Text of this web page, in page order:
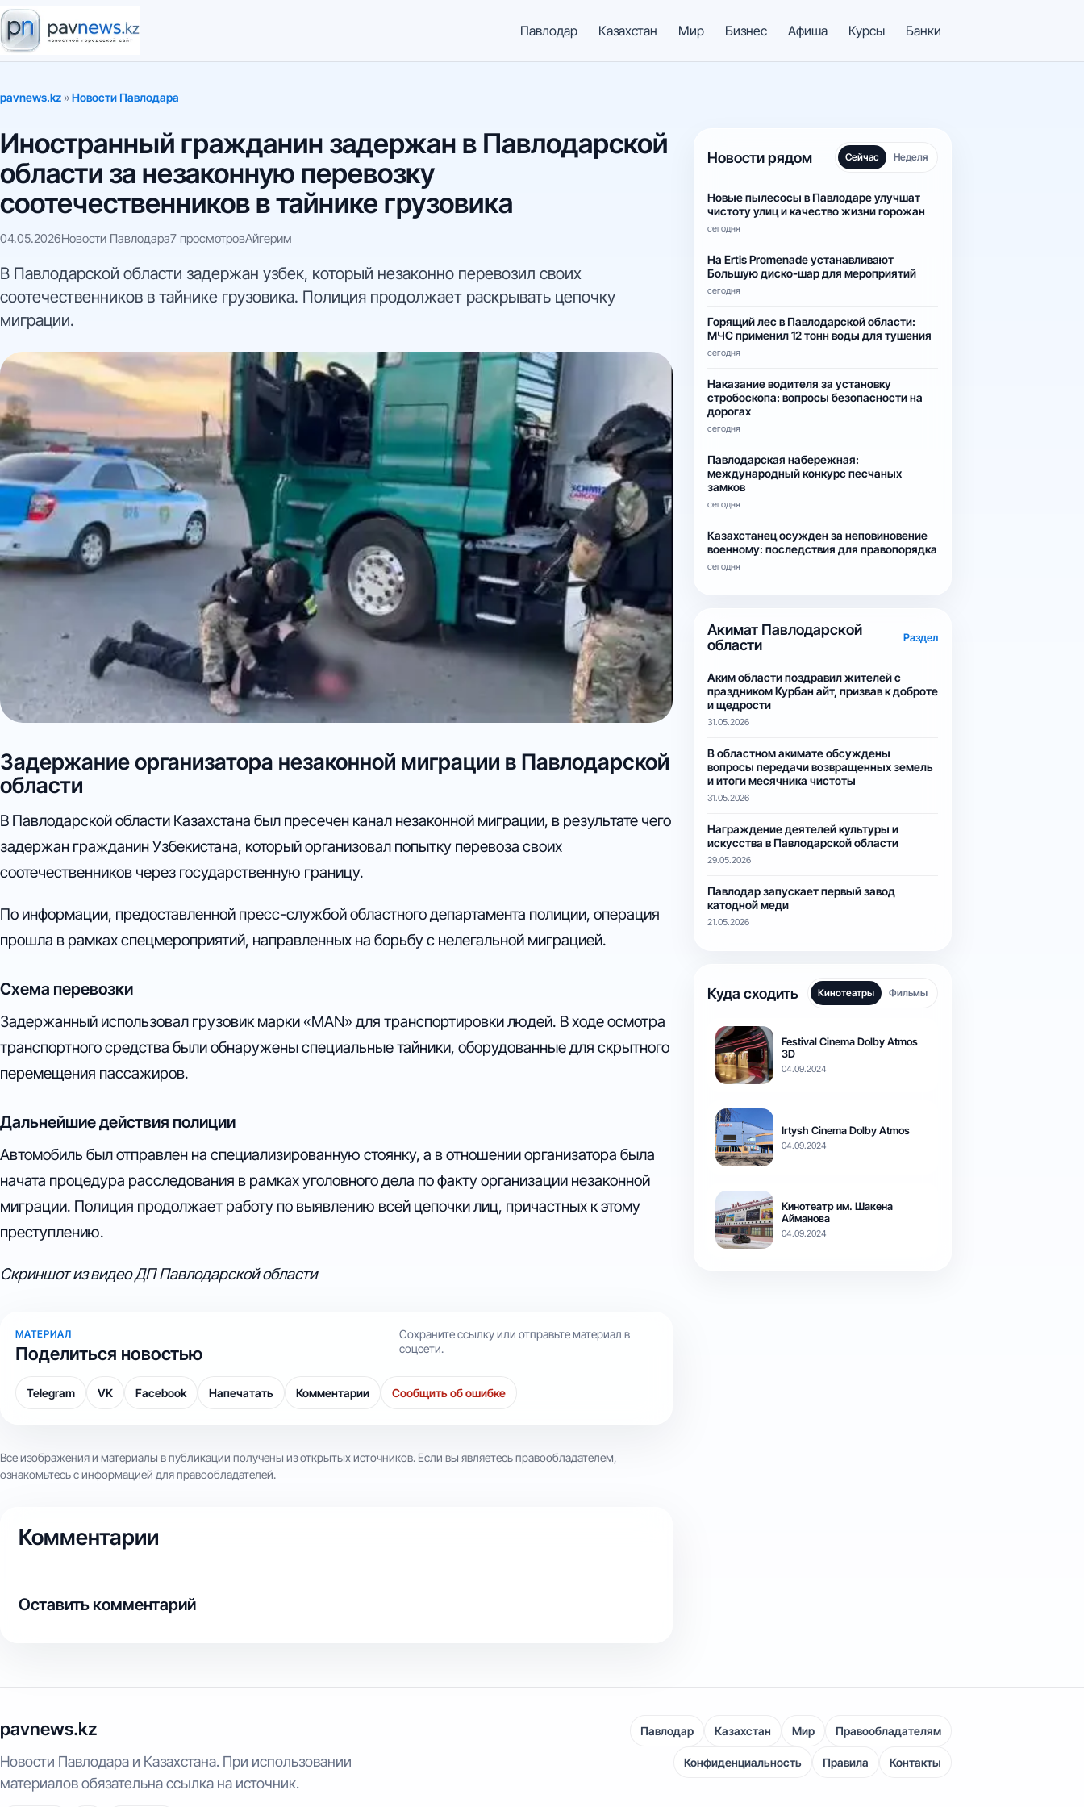
Павлодар Казахстан Мир Бизнес Афиша Курсы Банки
pavnews.kz »Новости Павлодара
Иностранный гражданин задержан в Павлодарской
области за незаконную перевозку
соотечественников в тайнике грузовика
04.05.2026Новости Павлодара7 просмотровАйгерим
В Павлодарской области задержан узбек, который незаконно перевозил своих
соотечественников в тайнике грузовика. Полиция продолжает раскрывать цепочку
миграции.
Задержание организатора незаконной миграции в Павлодарской
области
В Павлодарской области Казахстана был пресечен канал незаконной миграции, в результате чего
задержан гражданин Узбекистана, который организовал попытку перевоза своих
соотечественников через государственную границу.
По информации, предоставленной пресс-службой областного департамента полиции, операция
прошла в рамках спецмероприятий, направленных на борьбу с нелегальной миграцией.
Схема перевозки
Задержанный использовал грузовик марки «MAN» для транспортировки людей. В ходе осмотра
транспортного средства были обнаружены специальные тайники, оборудованные для скрытного
перемещения пассажиров.
Дальнейшие действия полиции
Автомобиль был отправлен на специализированную стоянку, а в отношении организатора была
начата процедура расследования в рамках уголовного дела по факту организации незаконной
миграции. Полиция продолжает работу по выявлению всей цепочки лиц, причастных к этому
преступлению.
Скриншот из видео ДП Павлодарской области
МАТЕРИАЛ
Поделиться новостью
Сохраните ссылку или отправьте материал в
соцсети.
Telegram VK Facebook Напечатать Комментарии Сообщить об ошибке
Все изображения и материалы в публикации получены из открытых источников. Если вы являетесь правообладателем,
ознакомьтесь с информацией для правообладателей.
Комментарии
Оставить комментарий
Новости рядом Сейчас Неделя
Новые пылесосы в Павлодаре улучшат
чистоту улиц и качество жизни горожан
сегодня
На Ertis Promenade устанавливают
Большую диско-шар для мероприятий
сегодня
Горящий лес в Павлодарской области:
МЧС применил 12 тонн воды для тушения
сегодня
Наказание водителя за установку
стробоскопа: вопросы безопасности на
дорогах
сегодня
Павлодарская набережная:
международный конкурс песчаных
замков
сегодня
Казахстанец осужден за неповиновение
военному: последствия для правопорядка
сегодня
Акимат Павлодарской
области
Раздел
Аким области поздравил жителей с
праздником Курбан айт, призвав к доброте
и щедрости
31.05.2026
В областном акимате обсуждены
вопросы передачи возвращенных земель
и итоги месячника чистоты
31.05.2026
Награждение деятелей культуры и
искусства в Павлодарской области
29.05.2026
Павлодар запускает первый завод
катодной меди
21.05.2026
Куда сходить Кинотеатры Фильмы
Festival Cinema Dolby Atmos
3D
04.09.2024
Irtysh Cinema Dolby Atmos
04.09.2024
Кинотеатр им. Шакена
Айманова
04.09.2024
pavnews.kz
Новости Павлодара и Казахстана. При использовании
материалов обязательна ссылка на источник.
Павлодар Казахстан Мир Правообладателям
Конфиденциальность Правила Контакты